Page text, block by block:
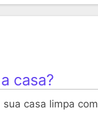
casa?
casa limpa com